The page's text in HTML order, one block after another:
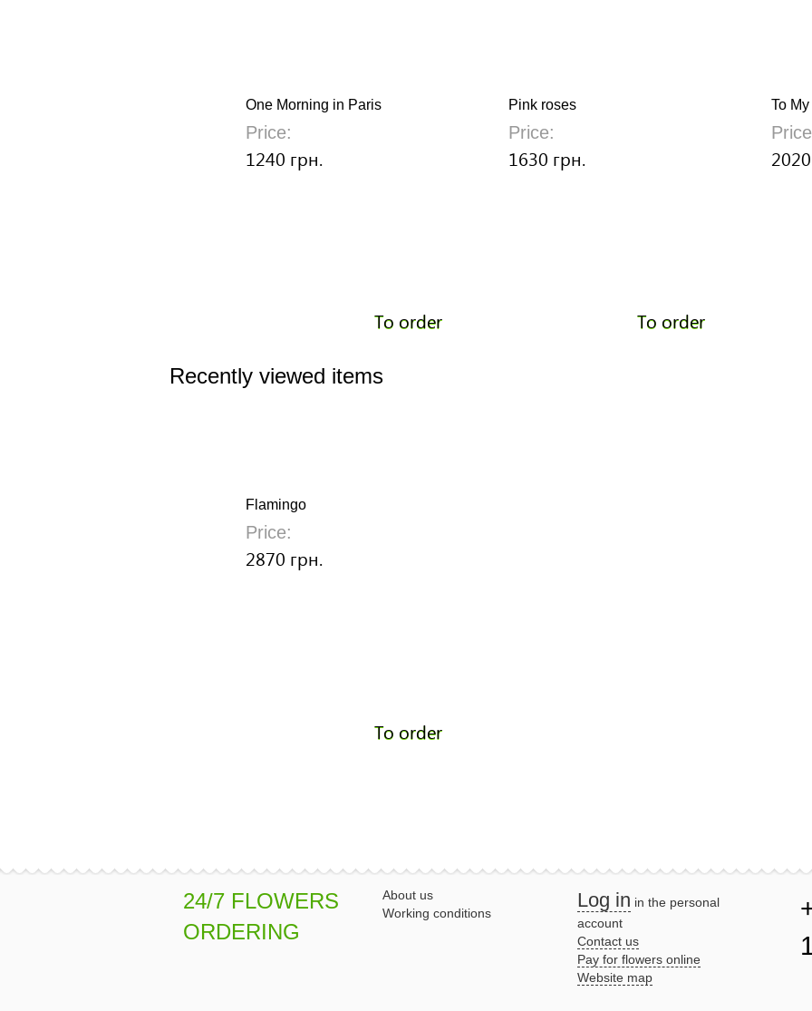
One Morning in Paris
Price:
1240 грн.
To order
Pink roses
Price:
1630 грн.
To order
To My
Recently viewed items
Flamingo
Price:
2870 грн.
To order
24/7 FLOWERS
ORDERING
About us
Working conditions
Log in in the personal
account
Contact us
Pay for flowers online
Website map